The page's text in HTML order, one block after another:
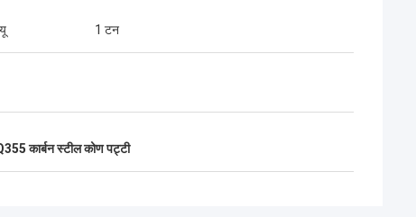
1 टन
कार्बन स्टील कोण पट्टी